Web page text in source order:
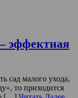
эффектная
сад малого ухода,
то приходится